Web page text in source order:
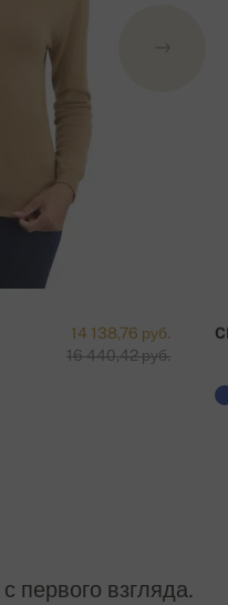
14 138,76 руб.
16 440,42 руб.
первого взгляда.